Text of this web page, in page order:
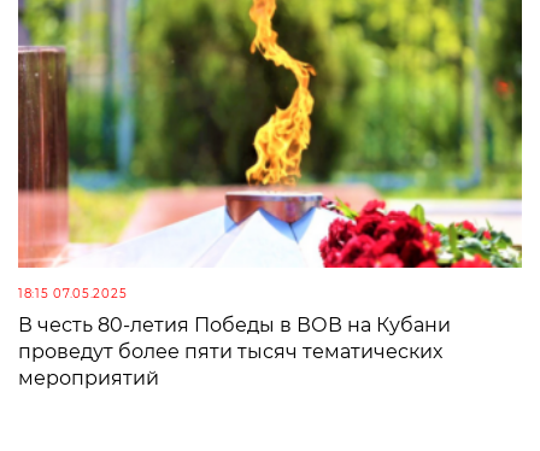
18:15 07.05.2025
В честь 80-летия Победы в ВОВ на Кубани
проведут более пяти тысяч тематических
мероприятий